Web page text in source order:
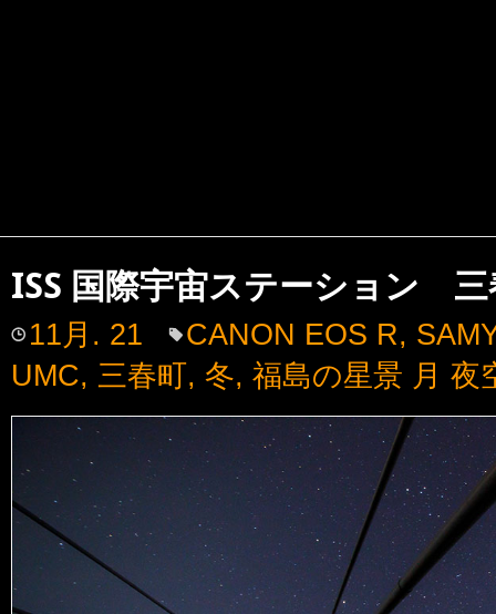
ISS 国際宇宙ステーション 三
11月. 21 CANON EOS R,
UMC, 三春町, 冬, 福島の星景 月 夜